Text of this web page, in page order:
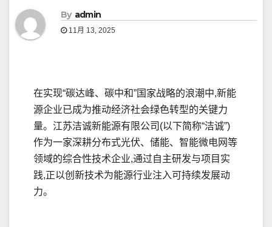
By admin
11月 13, 2025
在实现“碳达峰、碳中和”国家战略的浪潮中,新能
源企业已成为推动经济社会绿色转型的关键力
量。江苏洁诚新能源有限公司(以下简称“洁诚”)
作为一家深耕分布式光伏、储能、智能微电网等
领域的综合性技术企业,通过自主研发与项目实
践,正以创新技术为能源行业注入可持续发展动
力。